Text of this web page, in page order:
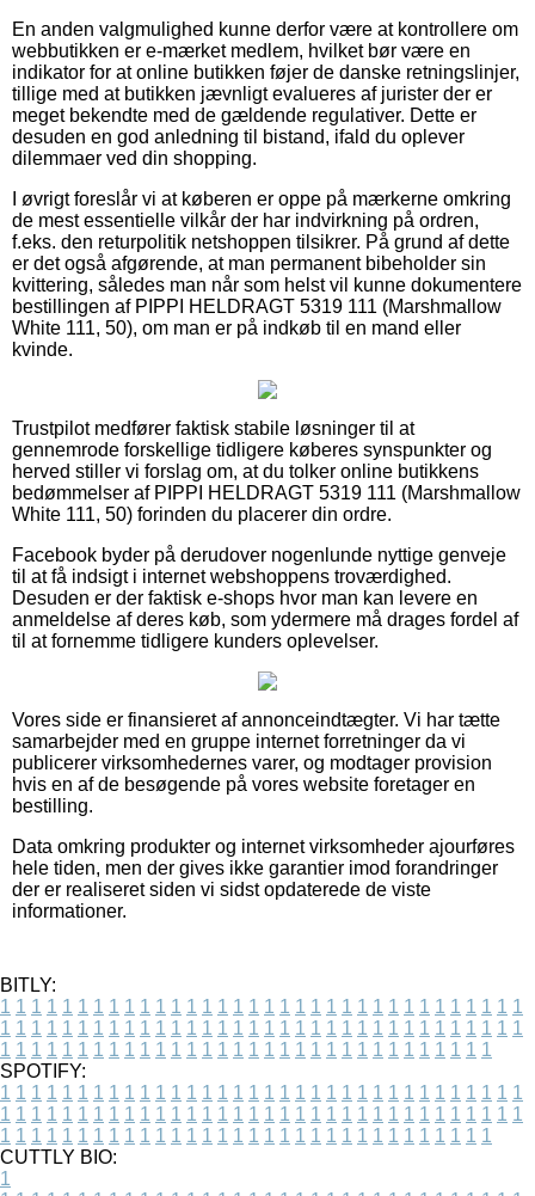
En anden valgmulighed kunne derfor være at kontrollere om
webbutikken er e-mærket medlem, hvilket bør være en
indikator for at online butikken føjer de danske retningslinjer,
tillige med at butikken jævnligt evalueres af jurister der er
meget bekendte med de gældende regulativer. Dette er
desuden en god anledning til bistand, ifald du oplever
dilemmaer ved din shopping.
I øvrigt foreslår vi at køberen er oppe på mærkerne omkring
de mest essentielle vilkår der har indvirkning på ordren,
f.eks. den returpolitik netshoppen tilsikrer. På grund af dette
er det også afgørende, at man permanent bibeholder sin
kvittering, således man når som helst vil kunne dokumentere
bestillingen af PIPPI HELDRAGT 5319 111 (Marshmallow
White 111, 50), om man er på indkøb til en mand eller
kvinde.
Trustpilot medfører faktisk stabile løsninger til at
gennemrode forskellige tidligere køberes synspunkter og
herved stiller vi forslag om, at du tolker online butikkens
bedømmelser af PIPPI HELDRAGT 5319 111 (Marshmallow
White 111, 50) forinden du placerer din ordre.
Facebook byder på derudover nogenlunde nyttige genveje
til at få indsigt i internet webshoppens troværdighed.
Desuden er der faktisk e-shops hvor man kan levere en
anmeldelse af deres køb, som ydermere må drages fordel af
til at fornemme tidligere kunders oplevelser.
Vores side er finansieret af annonceindtægter. Vi har tætte
samarbejder med en gruppe internet forretninger da vi
publicerer virksomhedernes varer, og modtager provision
hvis en af de besøgende på vores website foretager en
bestilling.
Data omkring produkter og internet virksomheder ajourføres
hele tiden, men der gives ikke garantier imod forandringer
der er realiseret siden vi sidst opdaterede de viste
informationer.
BITLY:
1 1 1 1 1 1 1 1 1 1 1 1 1 1 1 1 1 1 1 1 1 1 1 1 1 1 1 1 1 1 1 1 1 1
1 1 1 1 1 1 1 1 1 1 1 1 1 1 1 1 1 1 1 1 1 1 1 1 1 1 1 1 1 1 1 1 1 1
1 1 1 1 1 1 1 1 1 1 1 1 1 1 1 1 1 1 1 1 1 1 1 1 1 1 1 1 1 1 1 1
SPOTIFY:
1 1 1 1 1 1 1 1 1 1 1 1 1 1 1 1 1 1 1 1 1 1 1 1 1 1 1 1 1 1 1 1 1 1
1 1 1 1 1 1 1 1 1 1 1 1 1 1 1 1 1 1 1 1 1 1 1 1 1 1 1 1 1 1 1 1 1 1
1 1 1 1 1 1 1 1 1 1 1 1 1 1 1 1 1 1 1 1 1 1 1 1 1 1 1 1 1 1 1 1
CUTTLY BIO:
1